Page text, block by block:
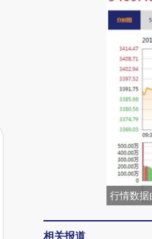
行情数
相关报道